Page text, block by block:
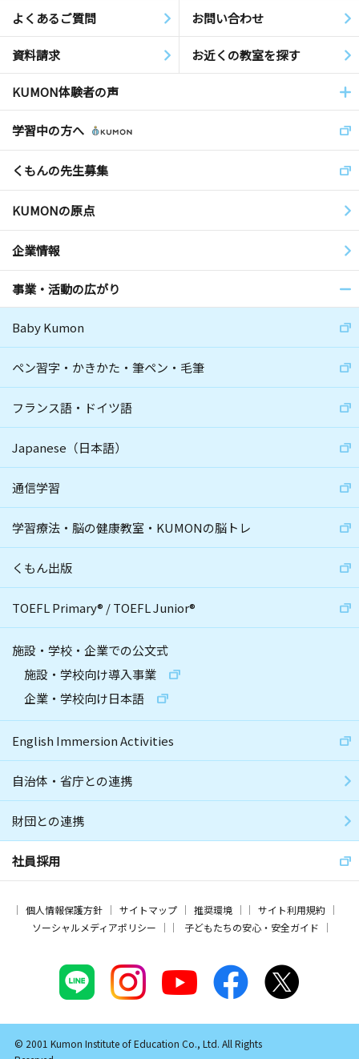
よくあるご質問 お問い合わせ
資料請求 お近くの教室を探す
KUMON体験者の声
学習中の方へ
くもんの先生募集
KUMONの原点
企業情報
事業・活動の広がり
Baby Kumon
ペン習字・かきかた・筆ペン・毛筆
フランス語・ドイツ語
Japanese（日本語）
通信学習
学習療法・脳の健康教室・KUMONの脳トレ
くもん出版
TOEFL Primary® /TOEFL Junior®
施設・学校・企業での公文式
施設・学校向け導入事業
企業・学校向け日本語
English Immersion Activities
自治体・省庁との連携
財団との連携
社員採用
個人情報保護方針 サイトマップ 推奨環境
サイト利用規約
ソーシャルメディアポリシー
子どもたちの安心・安全ガイド
© 2001 Kumon Institute of Education Co., Ltd. All Rights